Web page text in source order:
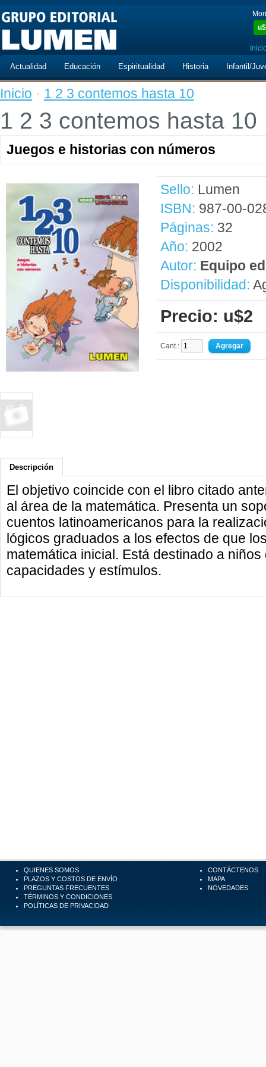
u$
Actualidad Educación Espiritualidad Historia Infantil/
Inicio · 1 2 3 contemos hasta 10
1 2 3 contemos hasta 10
Juegos e historias con números
Sello: Lumen
ISBN: 987-00-
Páginas: 32
Año: 2002
Autor: Equipo
Disponibilidad:
Precio: u$2
Cant.:
Descripción
El objetivo coincide con el libro citado
al área de la matemática. Presenta un
cuentos latinoamericanos para la
lógicos graduados a los efectos de que
matemática inicial. Está destinado a
capacidades y estímulos.
QUIENES SOMOS
PLAZOS Y COSTOS DE ENVÍO
PREGUNTAS FRECUENTES
TÉRMINOS Y CONDICIONES
POLÍTICAS DE PRIVACIDAD
CONTÁCTENOS
MAPA
NOVEDADES